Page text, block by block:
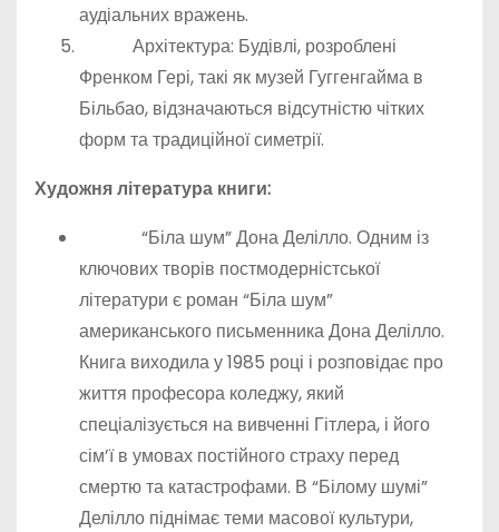
аудіальних вражень.
Архітектура: Будівлі, розроблені
Френком Гері, такі як музей Гуггенгайма в
Більбао, відзначаються відсутністю чітких
форм та традиційної симетрії.
Художня література книги:
“Біла шум” Дона Делілло. Одним із
ключових творів постмодерністської
літератури є роман “Біла шум”
американського письменника Дона Делілло.
Книга виходила у 1985 році і розповідає про
життя професора коледжу, який
спеціалізується на вивченні Гітлера, і його
сім’ї в умовах постійного страху перед
смертю та катастрофами. В “Білому шумі”
Делілло піднімає теми масової культури,